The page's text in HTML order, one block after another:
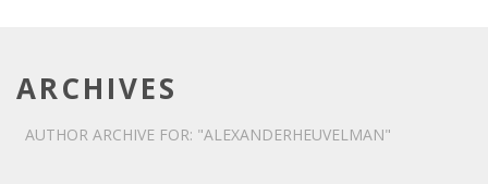
ARCHIVES
AUTHOR ARCHIVE FOR: "ALEXANDERHEUVELMAN"